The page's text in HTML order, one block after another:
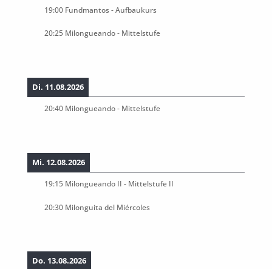
19:00 Fundmantos - Aufbaukurs
20:25 Milongueando - Mittelstufe
Di. 11.08.2026
20:40 Milongueando - Mittelstufe
Mi. 12.08.2026
19:15 Milongueando II - Mittelstufe II
20:30 Milonguita del Miércoles
Do. 13.08.2026